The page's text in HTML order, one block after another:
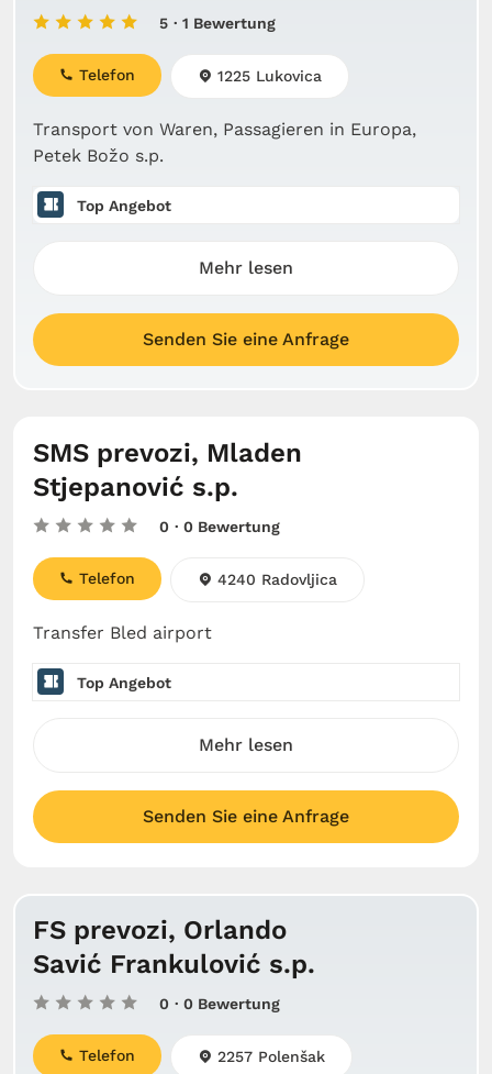
5 · 1 Bewertung
Transport von Waren, Passagieren in Europa,
Petek Božo s.p.
Telefon 1225 Lukovica
Top Angebot
Mehr lesen
Senden Sie eine Anfrage
SMS prevozi, Mladen
Stjepanović s.p.
0 · 0 Bewertung
Transfer Bled airport
Telefon 4240 Radovljica
Top Angebot
Mehr lesen
Senden Sie eine Anfrage
FS prevozi, Orlando
Savić Frankulović s.p.
0 · 0 Bewertung
Telefon 2257 Polenšak